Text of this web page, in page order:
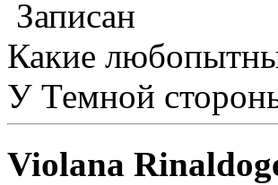
Записан
Какие
У Темной
Violana